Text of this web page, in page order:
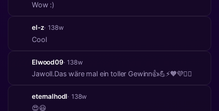
Wow :)
el-z· 138w
Cool
Elwood09· 138w
Jawoll.Das wäre mal ein toller Gewinn👍💪⚡️🧡💜❤️‍🔥
eternalhodl· 138w
😍😃